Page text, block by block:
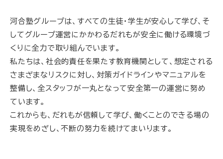
河合塾グループは、すべての生徒・学生が安心して学び、そ
してグループ運営にかかわるだれもが安全に働ける環境づ
くりに全力で取り組んでいます。
私たちは、社会的責任を果たす教育機関として、想定される
さまざまなリスクに対し、対策ガイドラインやマニュアルを
整備し、全スタッフが一丸となって安全第一の運営に努め
ています。
これからも、だれもが信頼して学び、働くことのできる場の
実現をめざし、不断の努力を続けてまいります。